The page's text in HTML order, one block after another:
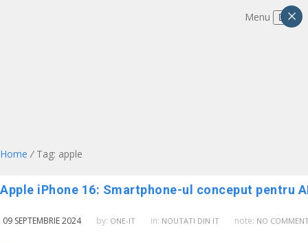
Menu
Home / Tag: apple
Apple iPhone 16: Smartphone-ul conceput pentru
09 SEPTEMBRIE 2024 by: ONE-IT in: NOUTATI DIN IT note: NO
×